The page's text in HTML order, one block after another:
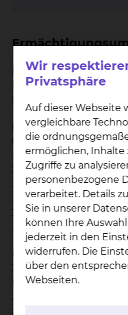
I. Auf Überweisung von
Medizin -
orthopädie -
Therapie und
komplexen
01321, 01510, 01511,
13700, 13701, 32001,
32031, 32036, 32042,
32060, 32061, 32062,
32068, 32069, 32070,
32078, 32081, 32082,
32120, 32122, 40110, 40111
Die Ermächtigung
Zusammenhang mit
Ermächtigungsumfang
Zusatzuntersuchungen,
zugelassene
Wir
Privatsphäre
Auf dieser Webseite
vergleichbare
die
ermöglichen, Inhalte
Zugriffe zu
personenbezogene
verarbeitet. Details
Sie in unserer
können Ihre
jederzeit in den
widerrufen. Die
über den
Webseiten.